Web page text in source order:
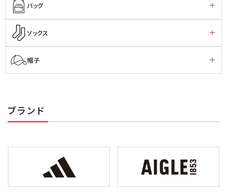
バッグ
ソックス
帽子
ブランド